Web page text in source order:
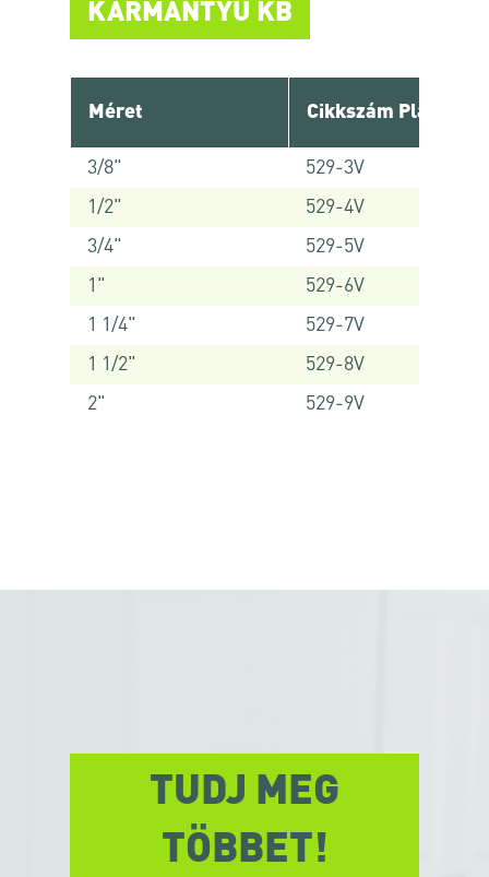
KARMANTYÚ KB
Méret Cikkszám Platinum
3/8"
529-3V
1/2"
529-4V
3/4"
529-5V
1"
529-6V
1 1/4"
529-7V
1 1/2"
529-8V
2"
529-9V
TUDJ MEG
TÖBBET!